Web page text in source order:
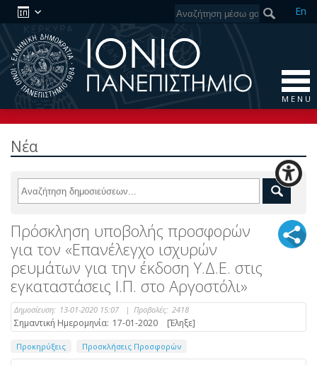
En
M E N U
Νέα
Πρόσκληση υποβολής προσφορών
για τον «Επανέλεγχο ισχυρών
ρευμάτων για την έκδοση Υ.Δ.Ε. στις
εγκαταστάσεις Ι.Π. στο Αργοστόλι»
Δημοσίευση: 13-01-2020 15:07 | Προβολές: 2418
Σημαντική Ημερομηνία: 17-01-2020 [Έληξε]
Προκηρύξεις Προσκλήσεις Προσφορών